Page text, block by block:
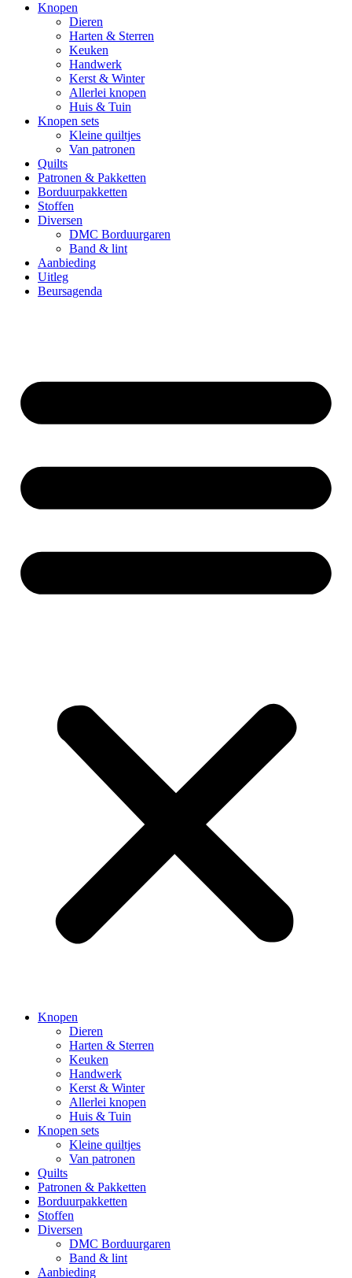
Knopen
Dieren
Harten & Sterren
Keuken
Handwerk
Kerst & Winter
Allerlei knopen
Huis & Tuin
Knopen sets
Kleine quiltjes
Van patronen
Quilts
Patronen & Pakketten
Borduurpakketten
Stoffen
Diversen
DMC Borduurgaren
Band & lint
Aanbieding
Uitleg
Beursagenda
Knopen
Dieren
Harten & Sterren
Keuken
Handwerk
Kerst & Winter
Allerlei knopen
Huis & Tuin
Knopen sets
Kleine quiltjes
Van patronen
Quilts
Patronen & Pakketten
Borduurpakketten
Stoffen
Diversen
DMC Borduurgaren
Band & lint
Aanbieding